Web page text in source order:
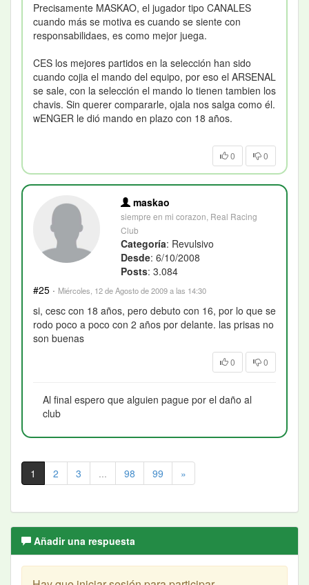
Precisamente MASKAO, el jugador tipo CANALES
cuando más se motiva es cuando se siente con
responsabilidaes, es como mejor juega.
CES los mejores partidos en la selección han sido
cuando cojia el mando del equipo, por eso el ARSENAL
se sale, con la selección el mando lo tienen tambien los
chavis. Sin querer compararle, ojala nos salga como él.
wENGER le dió mando en plazo con 18 años.
0 0
maskao
siempre en mi corazon, Real Racing
Club
Categoría: Revulsivo
Desde: 6/10/2008
Posts: 3.084
#25 · Miércoles, 12 de Agosto de 2009 a las 14:30
si, cesc con 18 años, pero debuto con 16, por lo que se
rodo poco a poco con 2 años por delante. las prisas no
son buenas
0 0
Al final espero que alguien pague por el daño al
club
1 2 3 ... 98 99 »
Añadir una respuesta